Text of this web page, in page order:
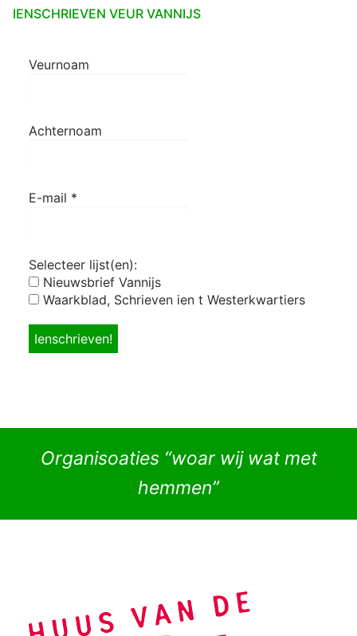
IENSCHRIEVEN VEUR VANNIJS
Veurnoam
Achternoam
E-mail *
Selecteer lijst(en):
Nieuwsbrief Vannijs
Waarkblad, Schrieven ien t Westerkwartiers
Organisoaties “woar wij wat met
hemmen”